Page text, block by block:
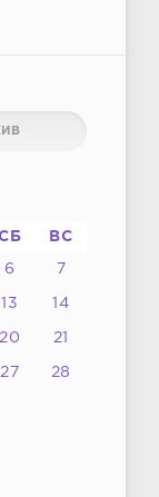
ВС
6 7
13 14
20 21
27 28